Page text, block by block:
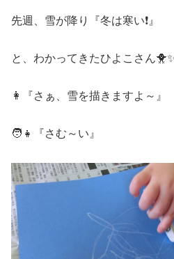
先週、雪が降り『冬は寒い❗』
と、わかってきたひよこさん
👩『さぁ、雪を描きますよ～』
🧑👧『さむ～い』